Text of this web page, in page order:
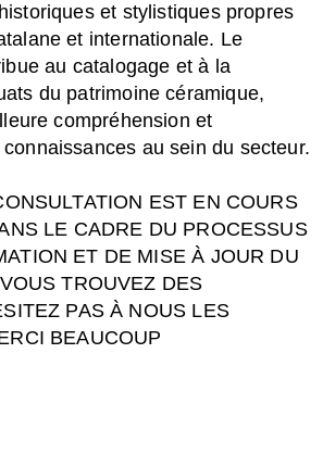
et stylistiques propres
et internationale. Le
au catalogage et à la
du patrimoine céramique,
compréhension et
au sein du secteur.
EST EN COURS
LE CADRE DU PROCESSUS
ET DE MISE À JOUR DU
TROUVEZ DES
PAS À NOUS LES
BEAUCOUP